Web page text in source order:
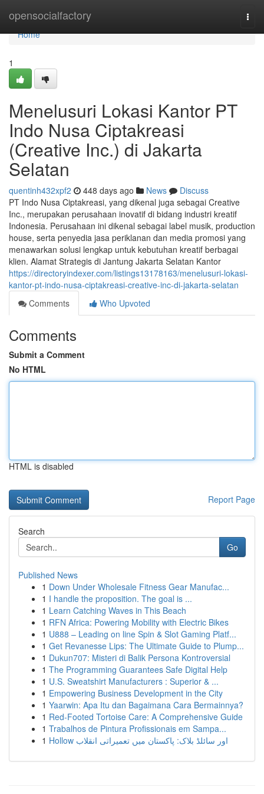
opensocialfactory
Home
Home
1
Menelusuri Lokasi Kantor PT
Indo Nusa Ciptakreasi
(Creative Inc.) di Jakarta
Selatan
quentinh432xpf2 448 days ago News
Discuss
PT Indo Nusa Ciptakreasi, yang dikenal juga sebagai Creative
Inc., merupakan perusahaan inovatif di bidang industri kreatif
Indonesia. Perusahaan ini dikenal sebagai label musik, production
house, serta penyedia jasa periklanan dan media promosi yang
menawarkan solusi lengkap untuk kebutuhan kreatif berbagai
klien. Alamat Strategis di Jantung Jakarta Selatan Kantor
https://directoryindexer.com/listings13178163/menelusuri-lokasi-
kantor-pt-indo-nusa-ciptakreasi-creative-inc-di-jakarta-selatan
Comments
Who Upvoted
Comments
Submit a Comment
No HTML
HTML is disabled
Report Page
Search
Go
Published News
1 Down Under Wholesale Fitness Gear Manufac...
1 I handle the proposition. The goal is ...
1 Learn Catching Waves in This Beach
1 RFN Africa: Powering Mobility with Electric Bikes
1 U888 – Leading on line Spin & Slot Gaming Platf...
1 Get Revanesse Lips: The Ultimate Guide to Plump...
1 Dukun707: Misteri di Balik Persona Kontroversial
1 The Programming Guarantees Safe Digital Help
1 U.S. Sweatshirt Manufacturers : Superior & ...
1 Empowering Business Development in the City
1 Yaarwin: Apa Itu dan Bagaimana Cara Bermainnya?
1 Red-Footed Tortoise Care: A Comprehensive Guide
1 Trabalhos de Pintura Profissionais em Sampa...
1
Hollow اور سائلڈ بلاک: پاکستان میں تعمیراتی انقلاب